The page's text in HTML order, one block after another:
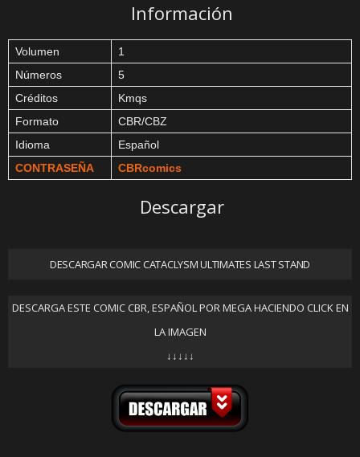
Información
Volumen
1
Números
5
Créditos
Kmqs
Formato
CBR/CBZ
Idioma
Español
CONTRASEÑA
CBRcomics
Descargar
DESCARGAR COMIC CATACLYSM ULTIMATES LAST STAND
DESCARGA ESTE COMIC CBR, ESPAÑOL POR MEGA HACIENDO CLICK EN
LA IMAGEN
↓↓↓↓↓